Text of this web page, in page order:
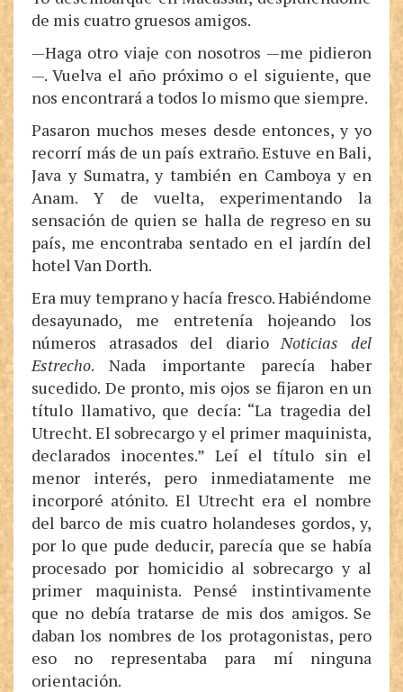
de mis cuatro gruesos amigos.
—Haga otro viaje con nosotros —me pidieron
—. Vuelva el año próximo o el siguiente, que
nos encontrará a todos lo mismo que siempre.
Pasaron muchos meses desde entonces, y yo
recorrí más de un país extraño. Estuve en Bali,
Java y Sumatra, y también en Camboya y en
Anam. Y de vuelta, experimentando la
sensación de quien se halla de regreso en su
país, me encontraba sentado en el jardín del
hotel Van Dorth.
Era muy temprano y hacía fresco. Habiéndome
desayunado, me entretenía hojeando los
números atrasados del diarioNoticias del
Estrecho. Nada importante parecía haber
sucedido. De pronto, mis ojos se fijaron en un
título llamativo, que decía: “La tragedia del
Utrecht. El sobrecargo y el primer maquinista,
declarados inocentes.” Leí el título sin el
menor interés, pero inmediatamente me
incorporé atónito. El Utrecht era el nombre
del barco de mis cuatro holandeses gordos, y,
por lo que pude deducir, parecía que se había
procesado por homicidio al sobrecargo y al
primer maquinista. Pensé instintivamente
que no debía tratarse de mis dos amigos. Se
daban los nombres de los protagonistas, pero
eso no representaba para mí ninguna
orientación.